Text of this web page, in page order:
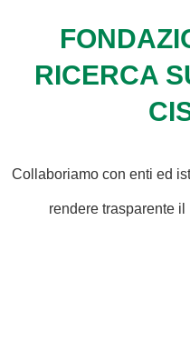
RICERCA
Collaboriamo con enti ed
rendere trasparente